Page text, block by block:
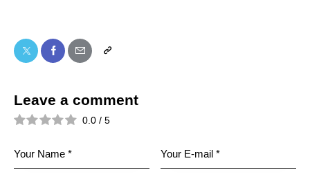
Leave a comment
0.0 / 5